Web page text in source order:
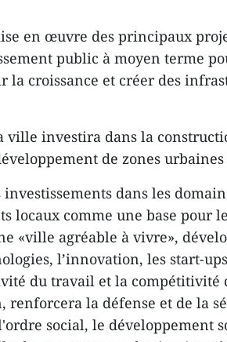
en œuvre des principaux
public à moyen terme
la croissance et créer des
ville investira dans la
de zones
dans les
locaux comme une base pour
«ville agréable à vivre»,
l’innovation, les start-
du travail et la compétitivité
renforcera la défense et de la
social, le développement